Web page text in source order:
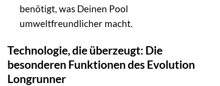
benötigt, was Deinen Pool
umweltfreundlicher macht.
Technologie, die überzeugt: Die
besonderen Funktionen des Evolution
Longrunner